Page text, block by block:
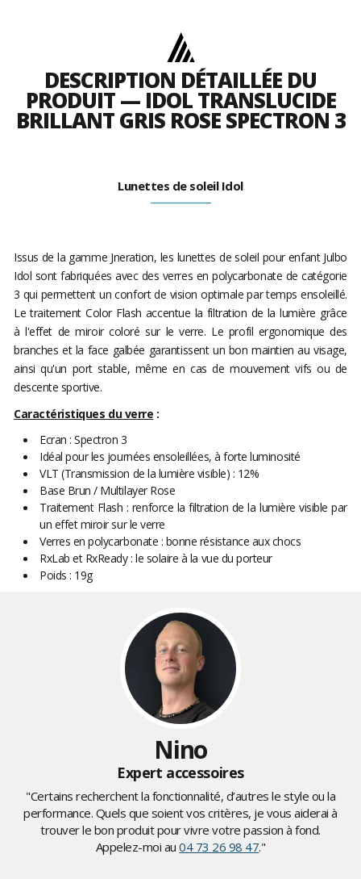
DESCRIPTION DÉTAILLÉE DU
PRODUIT — IDOL TRANSLUCIDE
BRILLANT GRIS ROSE SPECTRON 3
Lunettes de soleil Idol
Issus de la gamme Jneration, les lunettes de soleil pour enfant Julbo
Idol sont fabriquées avec des verres en polycarbonate de catégorie
3 qui permettent un confort de vision optimale par temps ensoleillé.
Le traitement Color Flash accentue la filtration de la lumière grâce
à l'effet de miroir coloré sur le verre. Le profil ergonomique des
branches et la face galbée garantissent un bon maintien au visage,
ainsi qu'un port stable, même en cas de mouvement vifs ou de
descente sportive.
Caractéristiques du verre :
Ecran : Spectron 3
Idéal pour les journées ensoleillées, à forte luminosité
VLT (Transmission de la lumière visible) : 12%
Base Brun / Multilayer Rose
Traitement Flash : renforce la filtration de la lumière visible par
un effet miroir sur le verre
Verres en polycarbonate : bonne résistance aux chocs
RxLab et RxReady : le solaire à la vue du porteur
Poids : 19g
Nino
Expert accessoires
"Certains recherchent la fonctionnalité, d’autres le style ou la
performance. Quels que soient vos critères, je vous aiderai à
trouver le bon produit pour vivre votre passion à fond.
Appelez-moi au04 73 26 98 47."